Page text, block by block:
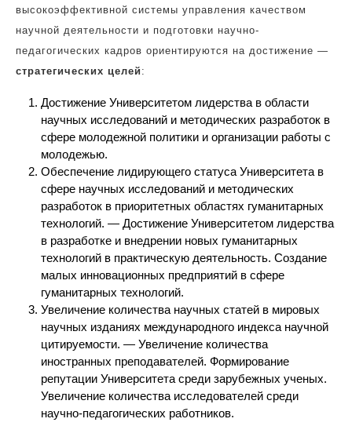
высокоэффективной системы управления качеством
научной деятельности и подготовки научно-
педагогических кадров ориентируются на достижение —
стратегических целей :
Достижение Университетом лидерства в области
научных исследований и методических разработок в
сфере молодежной политики и организации работы с
молодежью.
Обеспечение лидирующего статуса Университета в
сфере научных исследований и методических
разработок в приоритетных областях гуманитарных
технологий. — Достижение Университетом лидерства
в разработке и внедрении новых гуманитарных
технологий в практическую деятельность. Создание
малых инновационных предприятий в сфере
гуманитарных технологий.
Увеличение количества научных статей в мировых
научных изданиях международного индекса научной
цитируемости. — Увеличение количества
иностранных преподавателей. Формирование
репутации Университета среди зарубежных ученых.
Увеличение количества исследователей среди
научно-педагогических работников.